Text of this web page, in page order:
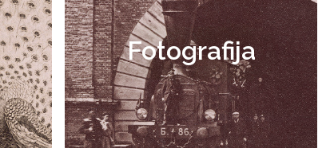
Fotografija